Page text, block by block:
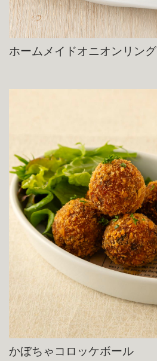
ホームメイドオニオンリング
かぼちゃコロッケボール